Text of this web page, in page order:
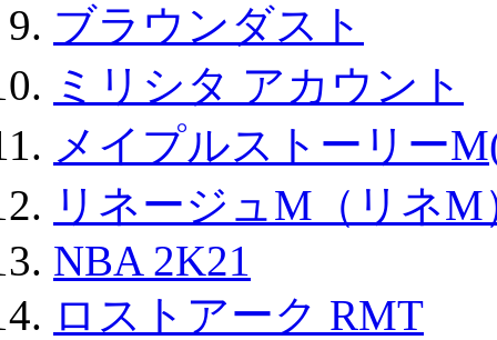
ブラウンダスト
ミリシタ アカウント
メイプルストーリー
リネージュM（リネM
NBA 2K21
ロストアーク RMT